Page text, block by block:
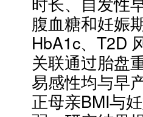
腹血糖和妊娠
HbA1c、T2D
关联通过胎盘
易感性均与早
正母亲BMI与